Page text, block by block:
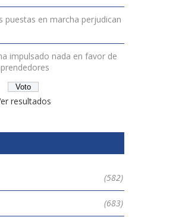
puestas en marcha perjudican
impulsado nada en favor de
resultados
(582)
(683)